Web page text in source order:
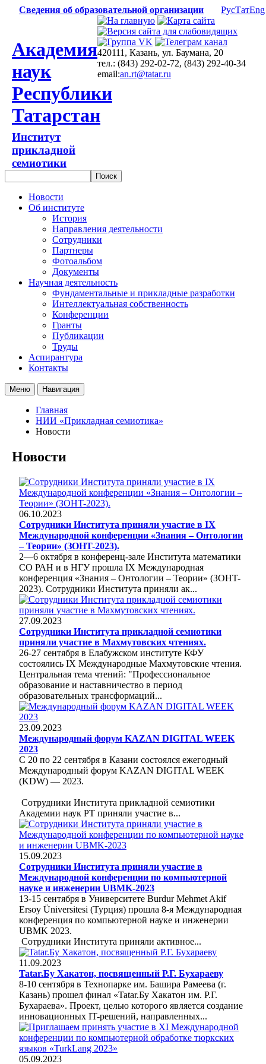
Сведения об образовательной организации РусТатEng
Академия
наук
Республики
Татарстан
Институт
прикладной
семиотики
420111, Казань, ул. Баумана, 20
тел.: (843) 292-02-72, (843) 292-40-34
email:an.rt@tatar.ru
Новости
Об институте
История
Направления деятельности
Сотрудники
Партнеры
Фотоальбом
Документы
Научная деятельность
Фундаментальные и прикладные разработки
Интеллектуальная собственность
Конференции
Гранты
Публикации
Труды
Аспирантура
Контакты
Меню Навигация
Главная
НИИ «Прикладная семиотика»
Новости
Новости
06.10.2023
Сотрудники Института приняли участие в IX
Международной конференции «Знания – Онтологии
– Теории» (ЗОНT-2023).
2—6 октября в конференц-зале Института математики
СО РАН и в НГУ прошла IX Международная
конференция «Знания – Онтологии – Теории» (ЗОНT-
2023). Сотрудники Института приняли ак...
27.09.2023
Сотрудники Института прикладной семиотики
приняли участие в Махмутовских чтениях.
26-27 сентября в Елабужском институте КФУ
состоялись IX Международные Махмутовские чтения.
Центральная тема чтений: "Профессиональное
образование и наставничество в период
образовательных трансформаций...
23.09.2023
Международный форум KAZAN DIGITAL WEEK
2023
С 20 по 22 сентября в Казани состоялся ежегодный
Международный форум KAZAN DIGITAL WEEK
(KDW) — 2023.
Сотрудники Института прикладной семиотики
Академии наук РТ приняли участие в...
15.09.2023
Сотрудники Института приняли участие в
Международной конференции по компьютерной
науке и инженерии UBMK-2023
13-15 сентября в Университете Burdur Mehmet Akif
Ersoy Üniversitesi (Турция) прошла 8-я Международная
конференция по компьютерной науке и инженерии
UBMK 2023.
Сотрудники Института приняли активное...
11.09.2023
Tatar.Бу Хакатон, посвященный Р.Г. Бухараеву
8-10 сентября в Технопарке им. Башира Рамеева (г.
Казань) прошел финал «Tatar.Бу Хакатон им. Р.Г.
Бухараева». Проект, целью которого является создание
инновационных IT-решений, направленных...
05.09.2023